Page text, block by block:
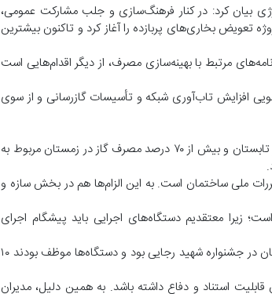
بیان کرد: در کنار فرهنگ‌سازی و جلب مشارکت عمومی،
تعویض بخاری‌های پربازده را آغاز کرد و تاکنون بیشترین
مرتبط با بهینه‌سازی مصرف، از دیگر اقدام‌هایی است
اصلی شرکت در این حوزه بر ۲ محور استوار است؛ ازسویی افزایش تاب‌آوری شبکه و تأسیسات گازرسانی و از سوی
افتخاری با اشاره به نقش ساختمان‌ها در مصرف انرژی کشور تصریح کرد: حدود ۴۰ درصد مصرف انرژی در تابستان و بیش از ۷۰ درصد مصرف گاز در زمستان مربوط به
شد: ملاک شرکت ملی گاز ایران برای ارزیابی مصرف در ساختمان‌ها، اجرای الزام‌های مبحث ۱۹ مقررات ملی ساختمان است. به این الزام‌ها هم در بخش سازه و
زیرا معتقدیم دستگاه‌های اجرایی باید پیشگام اجرای
افتخاری یادآور شد: مقدار کاهش مصرف گاز، پارسال از شاخص‌های ارزیابی مدیران دستگاه‌های اجرایی استان در جشنواره شهید رجایی بود و دستگاه‌ها موظف بودند ۱۰
استناد و دفاع داشته باشد. به همین دلیل، مدیران